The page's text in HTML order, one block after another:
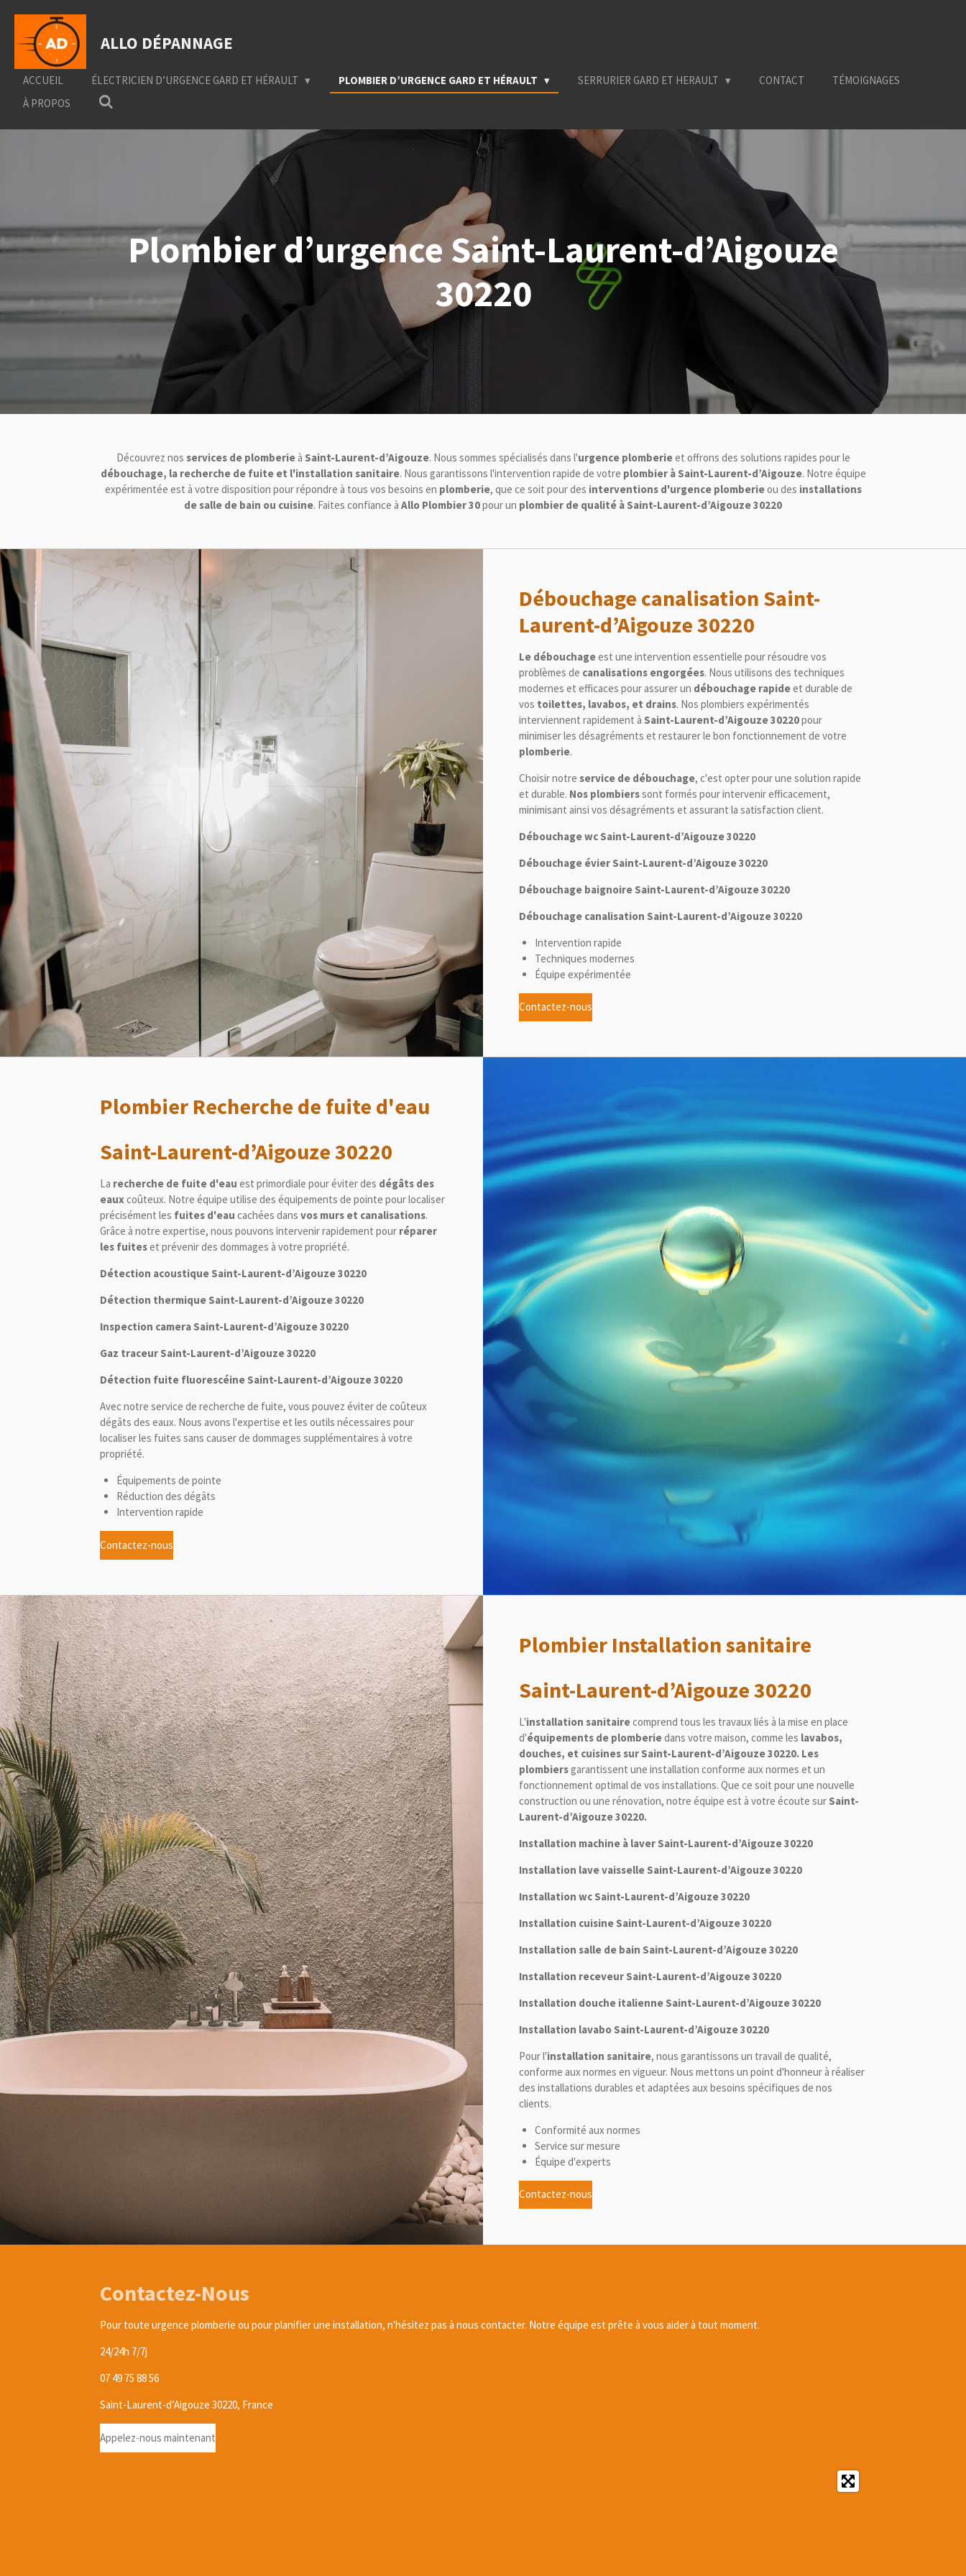
Passer
contenu
principal
ALLO DÉPANNAGE
ACCUEIL ÉLECTRICIEN D’URGENCE GARD ET HÉRAULT PLOMBIER D’URGENCE GARD ET HÉRAULT SERRURIER GARD ET HERAULT CONTACT
TÉMOIGNAGES
À PROPOS
Plombier d’urgence Saint-Laurent-d’Aigouze
30220
Découvrez nos services de plomberieà Saint-Laurent-d’Aigouze. Nous sommes spécialisés dans l'urgence plomberieet offrons des solutions rapides pour le
débouchage, la recherche de fuite et l'installation sanitaire. Nous garantissons l'intervention rapide de votre plombier à Saint-Laurent-d’Aigouze. Notre équipe
expérimentée est à votre disposition pour répondre à tous vos besoins en plomberie, que ce soit pour des interventions d'urgence plomberieou des installations
de salle de bain ou cuisine. Faites confiance à Allo Plombier 30pour un plombier de qualité à Saint-Laurent-d’Aigouze 30220
Débouchage canalisation Saint-
Laurent-d’Aigouze 30220
Le débouchageest une intervention essentielle pour résoudre vos
problèmes de canalisations engorgées. Nous utilisons des techniques
modernes et efficaces pour assurer un débouchage rapideet durable de
vos toilettes, lavabos, et drains. Nos plombiers expérimentés
interviennent rapidement à Saint-Laurent-d’Aigouze 30220pour
minimiser les désagréments et restaurer le bon fonctionnement de votre
plomberie.
Choisir notre service de débouchage, c'est opter pour une solution rapide
et durable. Nos plombierssont formés pour intervenir efficacement,
minimisant ainsi vos désagréments et assurant la satisfaction client.
Débouchage wc Saint-Laurent-d’Aigouze 30220
Débouchage évier Saint-Laurent-d’Aigouze 30220
Débouchage baignoire Saint-Laurent-d’Aigouze 30220
Débouchage canalisation Saint-Laurent-d’Aigouze 30220
Intervention rapide
Techniques modernes
Équipe expérimentée
Contactez-nous
Plombier Recherche de fuite d'eau
Saint-Laurent-d’Aigouze 30220
La recherche de fuite d'eau est primordiale pour éviter des dégâts des
eauxcoûteux. Notre équipe utilise des équipements de pointe pour localiser
précisément les fuites d'eau cachées dans vos murs et canalisations.
Grâce à notre expertise, nous pouvons intervenir rapidement pour réparer
les fuiteset prévenir des dommages à votre propriété.
Détection acoustique Saint-Laurent-d’Aigouze 30220
Détection thermique Saint-Laurent-d’Aigouze 30220
Inspection camera Saint-Laurent-d’Aigouze 30220
Gaz traceur Saint-Laurent-d’Aigouze 30220
Détection fuite fluorescéine Saint-Laurent-d’Aigouze 30220
Avec notre service de recherche de fuite, vous pouvez éviter de coûteux
dégâts des eaux. Nous avons l'expertise et les outils nécessaires pour
localiser les fuites sans causer de dommages supplémentaires à votre
propriété.
Équipements de pointe
Réduction des dégâts
Intervention rapide
Contactez-nous
Plombier Installation sanitaire
Saint-Laurent-d’Aigouze 30220
L'installation sanitairecomprend tous les travaux liés à la mise en place
d'équipements de plomberiedans votre maison, comme les lavabos,
douches, et cuisines sur Saint-Laurent-d’Aigouze 30220. Les
plombiersgarantissent une installation conforme aux normes et un
fonctionnement optimal de vos installations. Que ce soit pour une nouvelle
construction ou une rénovation, notre équipe est à votre écoute sur Saint-
Laurent-d’Aigouze 30220.
Installation machine à laver Saint-Laurent-d’Aigouze 30220
Installation lave vaisselle Saint-Laurent-d’Aigouze 30220
Installation wc Saint-Laurent-d’Aigouze 30220
Installation cuisine Saint-Laurent-d’Aigouze 30220
Installation salle de bain Saint-Laurent-d’Aigouze 30220
Installation receveur Saint-Laurent-d’Aigouze 30220
Installation douche italienne Saint-Laurent-d’Aigouze 30220
Installation lavabo Saint-Laurent-d’Aigouze 30220
Pour l'installation sanitaire, nous garantissons un travail de qualité,
conforme aux normes en vigueur. Nous mettons un point d'honneur à réaliser
des installations durables et adaptées aux besoins spécifiques de nos
clients.
Conformité aux normes
Service sur mesure
Équipe d'experts
Contactez-nous
Contactez-Nous
Pour toute urgence plomberie ou pour planifier une installation, n'hésitez pas à nous contacter. Notre équipe est prête à vous aider à tout moment.
24/24h 7/7j
07 49 75 88 56
Saint-Laurent-d’Aigouze 30220, France
Appelez-nous maintenant